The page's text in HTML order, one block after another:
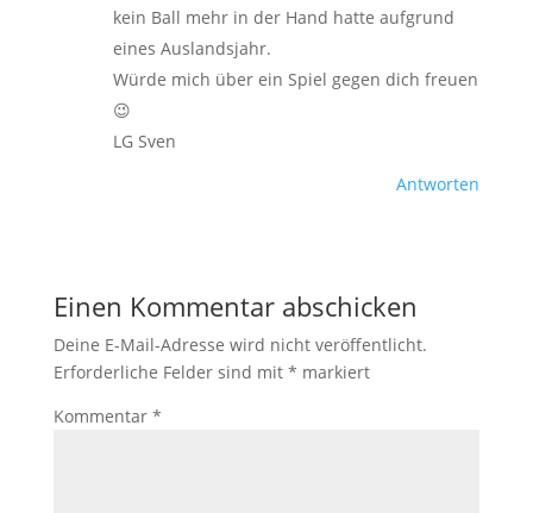
kein Ball mehr in der Hand hatte aufgrund
eines Auslandsjahr.
Würde mich über ein Spiel gegen dich freuen
😉
LG Sven
Antworten
Einen Kommentar abschicken
Deine E-Mail-Adresse wird nicht veröffentlicht.
Erforderliche Felder sind mit * markiert
Kommentar *